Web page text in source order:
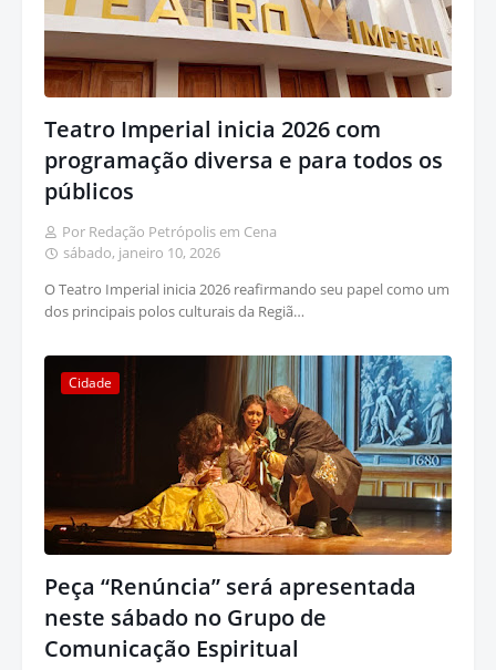
Teatro Imperial inicia 2026 com
programação diversa e para todos os
públicos
Por Redação Petrópolis em Cena
sábado, janeiro 10, 2026
O Teatro Imperial inicia 2026 reafirmando seu papel como um
dos principais polos culturais da Regiã…
Cidade
Peça “Renúncia” será apresentada
neste sábado no Grupo de
Comunicação Espiritual